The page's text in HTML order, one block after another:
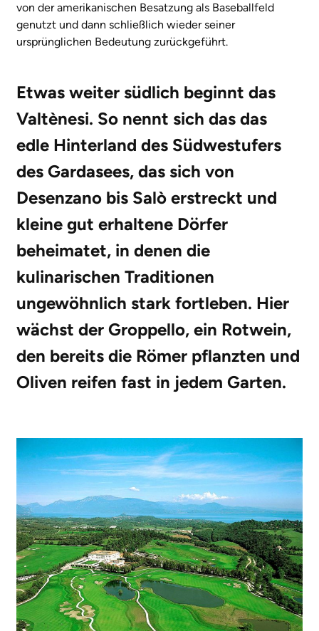
von der amerikanischen Besatzung als Baseballfeld
genutzt und dann schließlich wieder seiner
ursprünglichen Bedeutung zurückgeführt.
Etwas weiter südlich beginnt das
Valtènesi. So nennt sich das das
edle Hinterland des Südwestufers
des Gardasees, das sich von
Desenzano bis Salò erstreckt und
kleine gut erhaltene Dörfer
beheimatet, in denen die
kulinarischen Traditionen
ungewöhnlich stark fortleben. Hier
wächst der Groppello, ein Rotwein,
den bereits die Römer pflanzten und
Oliven reifen fast in jedem Garten.